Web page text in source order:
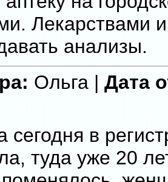
Лекарствами
анализы.
Ольга |Дата
сегодня в
туда уже 20